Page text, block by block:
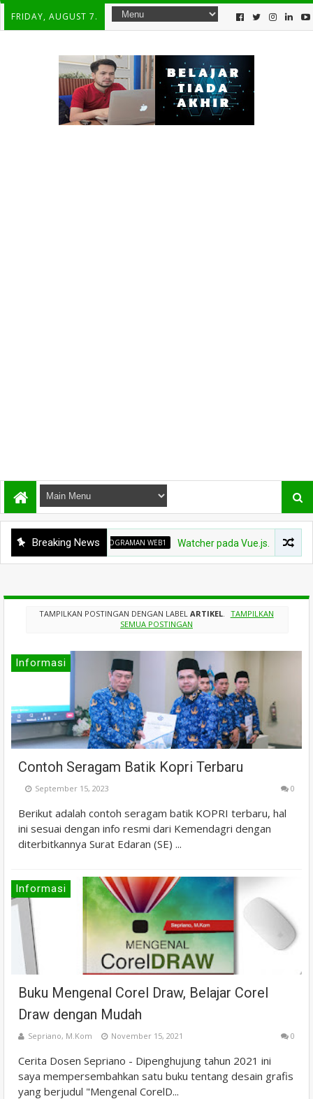
FRIDAY, AUGUST 7.
Breaking News
PEMROGRAMAN WEB1 Watcher pada Vue.js.
TAMPILKAN POSTINGAN DENGAN LABELARTIKEL. TAMPILKAN
SEMUA POSTINGAN
Informasi
Contoh Seragam Batik Kopri Terbaru
September 15, 2023 0
Berikut adalah contoh seragam batik KOPRI terbaru, hal
ini sesuai dengan info resmi dari Kemendagri dengan
diterbitkannya Surat Edaran (SE) ...
Informasi
Buku Mengenal Corel Draw, Belajar Corel
Draw dengan Mudah
Sepriano, M.Kom November 15, 2021 0
Cerita Dosen Sepriano - Dipenghujung tahun 2021 ini
saya mempersembahkan satu buku tentang desain grafis
yang berjudul "Mengenal CorelD...